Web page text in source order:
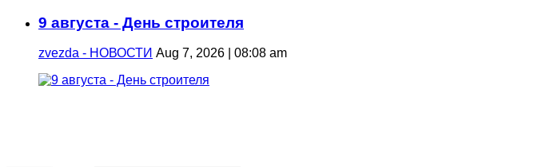
9 августа - День строителя
zvezda - НОВОСТИ Aug 7, 2026 | 08:08 am